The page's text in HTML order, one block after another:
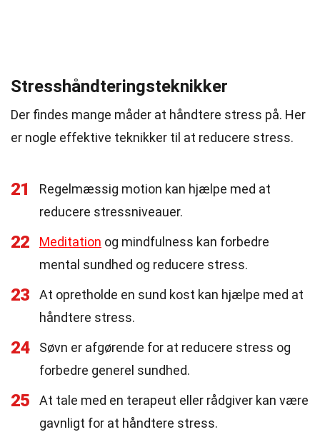
Stresshåndteringsteknikker
Der findes mange måder at håndtere stress på. Her
er nogle effektive teknikker til at reducere stress.
21
Regelmæssig motion kan hjælpe med at
reducere stressniveauer.
22 Meditation og mindfulness kan forbedre
mental sundhed og reducere stress.
23
At opretholde en sund kost kan hjælpe med at
håndtere stress.
24
Søvn er afgørende for at reducere stress og
forbedre generel sundhed.
25
At tale med en terapeut eller rådgiver kan være
gavnligt for at håndtere stress.